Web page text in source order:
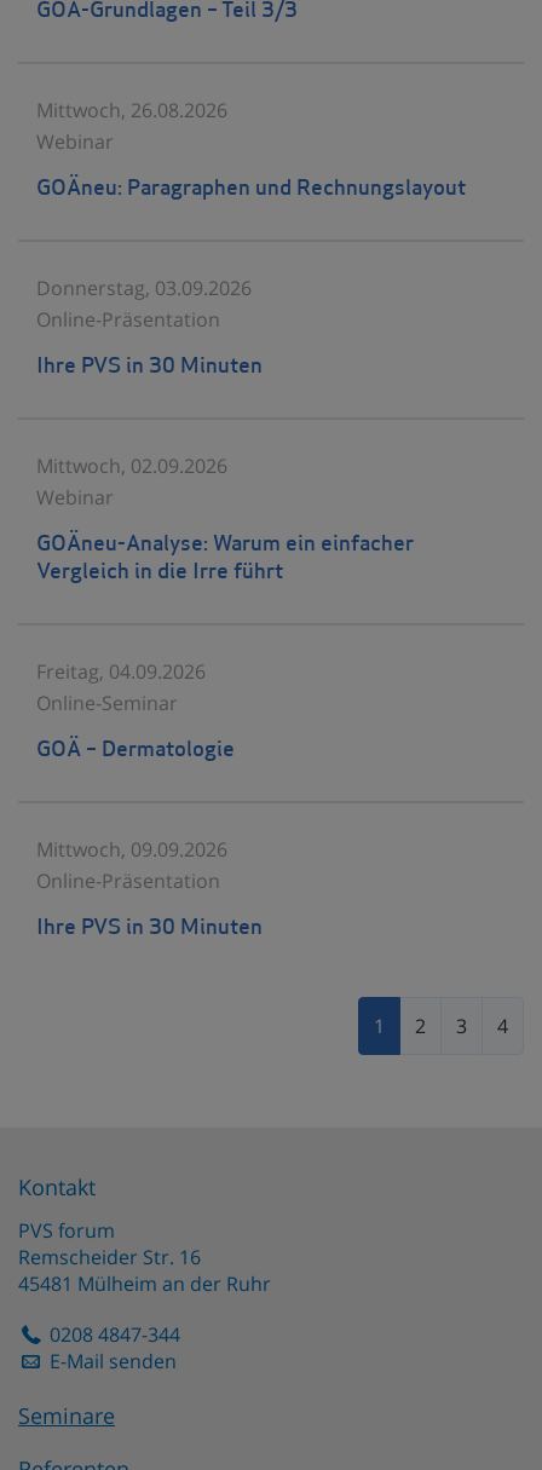
GOÄ-Grundlagen – Teil 3/3
Mittwoch, 26.08.2026
Webinar
GOÄneu: Paragraphen und Rechnungslayout
Donnerstag, 03.09.2026
Online-Präsentation
Ihre PVS in 30 Minuten
Mittwoch, 02.09.2026
Webinar
GOÄneu-Analyse: Warum ein einfacher
Vergleich in die Irre führt
Freitag, 04.09.2026
Online-Seminar
GOÄ – Dermatologie
Mittwoch, 09.09.2026
Online-Präsentation
Ihre PVS in 30 Minuten
1 2 3 4
Kontakt
PVS forum
Remscheider Str. 16
45481 Mülheim an der Ruhr
0208 4847-344
E-Mail senden
Seminare